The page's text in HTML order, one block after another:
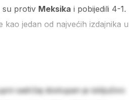
su protiv Meksika i pobijedili 4-1.
kao jedan od najvećih izdajnika u
sadržaj dostupan je isključivo